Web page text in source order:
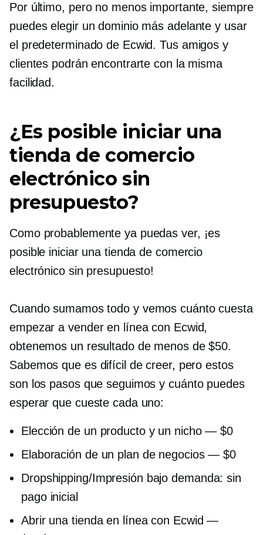
Por último, pero no menos importante, siempre
puedes elegir un dominio más adelante y usar
el predeterminado de Ecwid. Tus amigos y
clientes podrán encontrarte con la misma
facilidad.
¿Es posible iniciar una
tienda de comercio
electrónico sin
presupuesto?
Como probablemente ya puedas ver, ¡es
posible iniciar una tienda de comercio
electrónico sin presupuesto!
Cuando sumamos todo y vemos cuánto cuesta
empezar a vender en línea con Ecwid,
obtenemos un resultado de menos de $50.
Sabemos que es difícil de creer, pero estos
son los pasos que seguimos y cuánto puedes
esperar que cueste cada uno:
Elección de un producto y un nicho — $0
Elaboración de un plan de negocios — $0
Dropshipping/Impresión bajo demanda: sin
pago inicial
Abrir una tienda en línea con Ecwid —